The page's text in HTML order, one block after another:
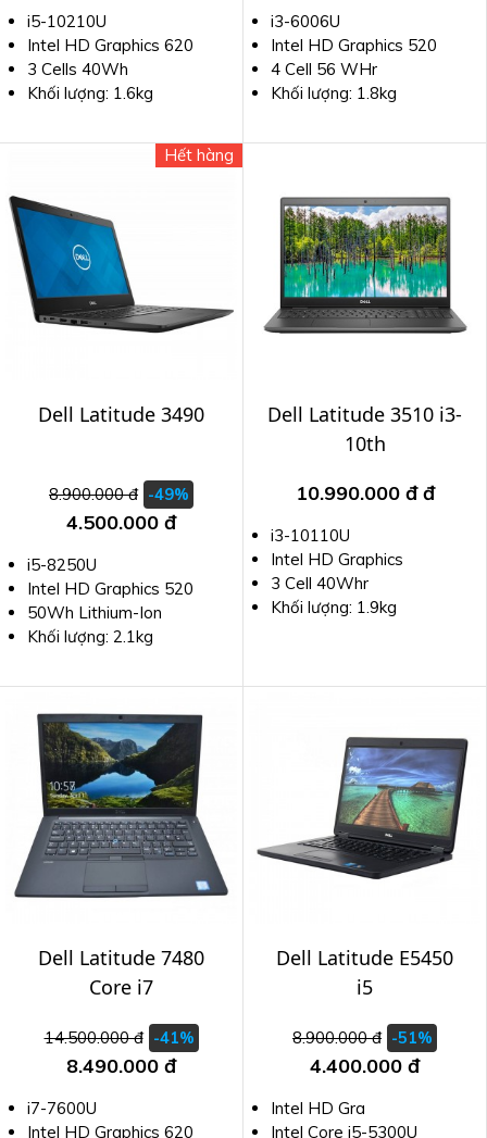
i5-10210U
Intel HD Graphics 620
3 Cells 40Wh
Khối lượng: 1.6kg
i3-6006U
Intel HD Graphics 520
4 Cell 56 WHr
Khối lượng: 1.8kg
Hết hàng
Dell Latitude 3490
8.900.000 đ -49%
4.500.000 đ
i5-8250U
Intel HD Graphics 520
50Wh Lithium-Ion
Khối lượng: 2.1kg
Dell Latitude 3510 i3-
10th
10.990.000 đđ
i3-10110U
Intel HD Graphics
3 Cell 40Whr
Khối lượng: 1.9kg
Dell Latitude 7480
Core i7
14.500.000 đ -41%
8.490.000 đ
i7-7600U
Intel HD Graphics 620
Dell Latitude E5450
i5
8.900.000 đ -51%
4.400.000 đ
Intel HD Gra
Intel Core i5-5300U